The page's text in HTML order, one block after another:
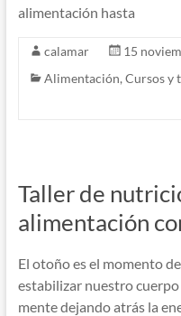
alimentación hasta
calamar
15
Alimentación, Cursos y
Taller de
alimentación
El otoño es el momento
estabilizar nuestro
mente dejando atrás la